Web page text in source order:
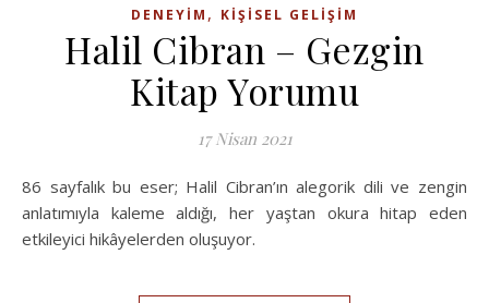
DENEYIM , KIŞISEL GELIŞIM
Halil Cibran – Gezgin
Kitap Yorumu
17 Nisan 2021
86 sayfalık bu eser; Halil Cibran’ın alegorik dili ve zengin
anlatımıyla kaleme aldığı, her yaştan okura hitap eden
etkileyici hikâyelerden oluşuyor.